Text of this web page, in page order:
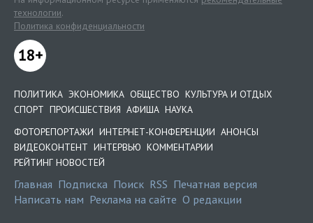
технологии.
Политика конфиденциальности
18+
ПОЛИТИКА ЭКОНОМИКА ОБЩЕСТВО КУЛЬТУРА И ОТДЫХ
СПОРТ ПРОИСШЕСТВИЯ АФИША НАУКА
ФОТОРЕПОРТАЖИ ИНТЕРНЕТ-КОНФЕРЕНЦИИ АНОНСЫ
ВИДЕОКОНТЕНТ ИНТЕРВЬЮ КОММЕНТАРИИ
РЕЙТИНГ НОВОСТЕЙ
Главная Подписка Поиск RSS Печатная версия
Написать нам Реклама на сайте О редакции